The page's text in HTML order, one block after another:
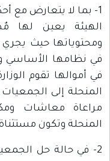
1- بما لا يتعارض مع
الهيئة يعين لها
ومحتوياتها حيث
في نظامها الأساسي
في أموالها تقوم
المنحلة إلى
مراعاة معاشات
المنحلة وتكون
2- في حالة حل